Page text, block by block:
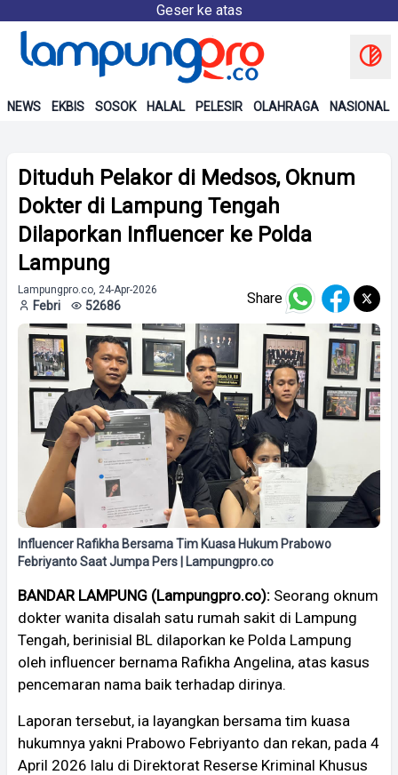
Geser ke atas
NEWS EKBIS SOSOK HALAL PELESIR OLAHRAGA NASIONAL
Dituduh Pelakor di Medsos, Oknum
Dokter di Lampung Tengah
Dilaporkan Influencer ke Polda
Lampung
Lampungpro.co, 24-Apr-2026
Febri 52686 Share
Influencer Rafikha Bersama Tim Kuasa Hukum Prabowo
Febriyanto Saat Jumpa Pers | Lampungpro.co
BANDAR LAMPUNG (Lampungpro.co): Seorang oknum
dokter wanita disalah satu rumah sakit di Lampung
Tengah, berinisial BL dilaporkan ke Polda Lampung
oleh influencer bernama Rafikha Angelina, atas kasus
pencemaran nama baik terhadap dirinya.
Laporan tersebut, ia layangkan bersama tim kuasa
hukumnya yakni Prabowo Febriyanto dan rekan, pada 4
April 2026 lalu di Direktorat Reserse Kriminal Khusus